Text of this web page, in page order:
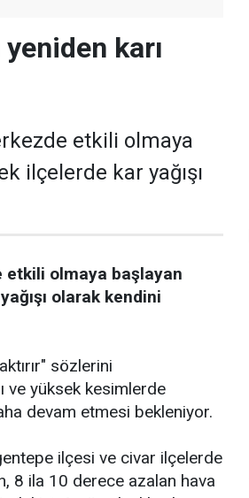
karı
etkili olmaya
ilçelerde kar yağışı
etkili olmaya başlayan
olarak kendini
sözlerini
ve yüksek kesimlerde
devam etmesi bekleniyor.
ilçesi ve civar ilçelerde
8 ila 10 derece azalan hava